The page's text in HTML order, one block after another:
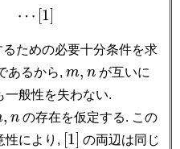
a^m = b^n \quad \cdots
⋯ 1
るための必要十分条件を求
あるから, m,
m, n
nが互いに
一般性を失わない.
, n
n の存在を仮定する. この
性により, [1]
1
の両辺は同じ